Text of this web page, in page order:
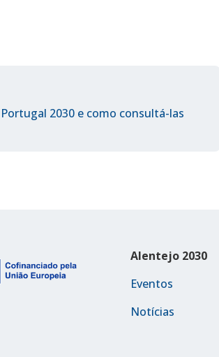
2030 e como consultá-las
Alentejo 2030
Eventos
Notícias